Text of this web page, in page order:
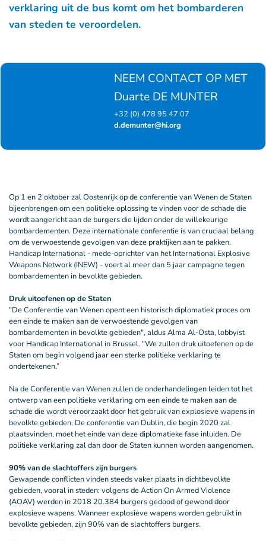
verklaring uit de bus komt om het bombarderen
van steden te veroordelen.
NEEM CONTACT OP MET
Duarte DE MUNTER
+32 (0) 478 95 47 07
d.demunter@hi.org
Op 1 en 2 oktober zal Oostenrijk op de conferentie van Wenen de Staten
bijeenbrengen om een politieke oplossing te vinden voor de schade die
wordt aangericht aan de burgers die lijden onder de willekeurige
bombardementen. Deze internationale conferentie is van cruciaal belang
om de verwoestende gevolgen van deze praktijken aan te pakken.
Handicap International - mede-oprichter van het International Explosive
Weapons Network (INEW) - voert al meer dan 5 jaar campagne tegen
bombardementen in bevolkte gebieden.
Druk uitoefenen op de Staten
"De Conferentie van Wenen opent een historisch diplomatiek proces om
een einde te maken aan de verwoestende gevolgen van
bombardementen in bevolkte gebieden", aldus Alma Al-Osta, lobbyist
voor Handicap International in Brussel. "We zullen druk uitoefenen op de
Staten om begin volgend jaar een sterke politieke verklaring te
ondertekenen.”
Na de Conferentie van Wenen zullen de onderhandelingen leiden tot het
ontwerp van een politieke verklaring om een einde te maken aan de
schade die wordt veroorzaakt door het gebruik van explosieve wapens in
bevolkte gebieden. De conferentie van Dublin, die begin 2020 zal
plaatsvinden, moet het einde van deze diplomatieke fase inluiden. De
politieke verklaring zal dan door de Staten kunnen worden aangenomen.
90% van de slachtoffers zijn burgers
Gewapende conflicten vinden steeds vaker plaats in dichtbevolkte
gebieden, vooral in steden: volgens de Action On Armed Violence
(AOAV) werden in 2018 20.384 burgers gedood of gewond door
explosieve wapens. Wanneer explosieve wapens worden gebruikt in
bevolkte gebieden, zijn 90% van de slachtoffers burgers.